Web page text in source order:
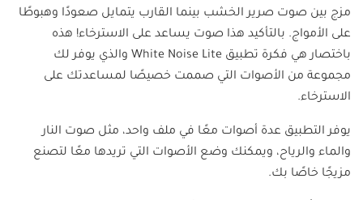
مزج بين صوت صرير الخشب بينما القارب يتمايل صعودًا وهبوطًا
على الأمواج. بالتأكيد هذا صوت يساعد على الاسترخاء! هذه
باختصار هي فكرة تطبيق White Noise Lite والذي يوفر لك
مجموعة من الأصوات التي صممت خصيصًا لمساعدتك على
الاسترخاء.
يوفر التطبيق عدة أصوات معًا في ملف واحد، مثل صوت النار
والماء والرياح، ويمكنك وضع الأصوات التي تريدها معًا لتصنع
مزيجًا خاصًا بك.